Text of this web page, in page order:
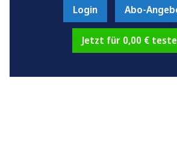
Login Abo-
Jetzt für 0,00 €